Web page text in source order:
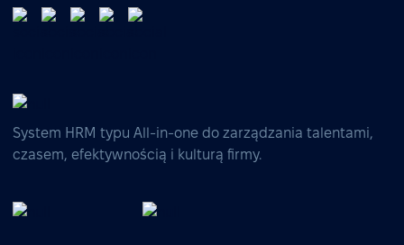
System HRM typu All-in-one do zarządzania talentami,
czasem, efektywnością i kulturą firmy.